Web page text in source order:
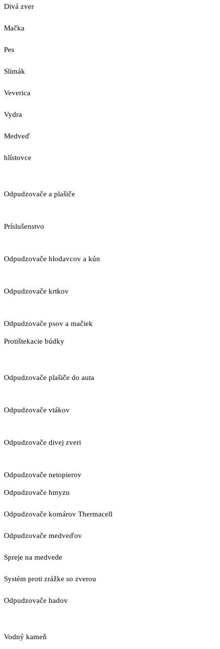
Divá zver
Mačka
Pes
Slimák
Veverica
Vydra
Medveď
hlístovce
Odpudzovače a plašiče
Príslušenstvo
Odpudzovače hlodavcov a kún
Odpudzovače krtkov
Odpudzovače psov a mačiek
Protištekacie búdky
Odpudzovače plašiče do auta
Odpudzovače vtákov
Odpudzovače divej zveri
Odpudzovače netopierov
Odpudzovače hmyzu
Odpudzovače komárov Thermacell
Odpudzovače medveďov
Spreje na medvede
Systém proti zrážke so zverou
Odpudzovače hadov
Vodný kameň